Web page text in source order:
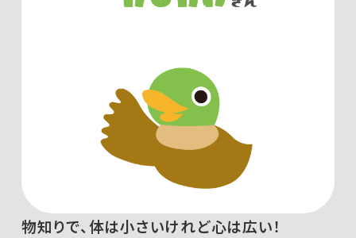
物知りで、体は小さいけれど心は広い！